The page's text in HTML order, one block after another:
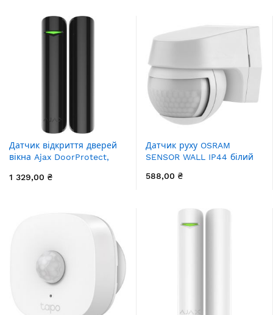
Датчик відкриття дверей
вікна Ajax DoorProtect,
чорний
1 329,00 ₴
Датчик руху OSRAM
SENSOR WALL IP44 білий
588,00 ₴